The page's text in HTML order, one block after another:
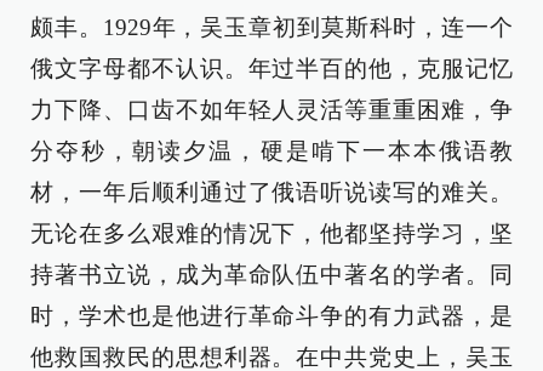
颇丰。1929年，吴玉章初到莫斯科时，连一个
俄文字母都不认识。年过半百的他，克服记忆
力下降、口齿不如年轻人灵活等重重困难，争
分夺秒，朝读夕温，硬是啃下一本本俄语教
材，一年后顺利通过了俄语听说读写的难关。
无论在多么艰难的情况下，他都坚持学习，坚
持著书立说，成为革命队伍中著名的学者。同
时，学术也是他进行革命斗争的有力武器，是
他救国救民的思想利器。在中共党史上，吴玉